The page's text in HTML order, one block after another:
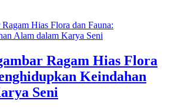
Ragam Hias Flora
Keindahan
Seni